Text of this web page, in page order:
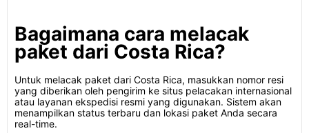
Bagaimana cara melacak
paket dari Costa Rica?
Untuk melacak paket dari Costa Rica, masukkan nomor resi
yang diberikan oleh pengirim ke situs pelacakan internasional
atau layanan ekspedisi resmi yang digunakan. Sistem akan
menampilkan status terbaru dan lokasi paket Anda secara
real-time.